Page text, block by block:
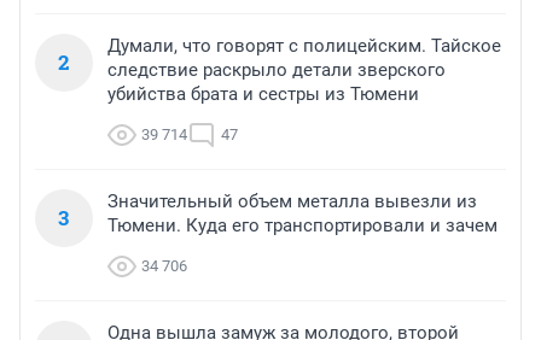
2
Думали, что говорят с полицейским. Тайское
следствие раскрыло детали зверского
убийства брата и сестры из Тюмени
39 714 47
3
Значительный объем металла вывезли из
Тюмени. Куда его транспортировали и зачем
34 706
Одна вышла замуж за молодого, второй